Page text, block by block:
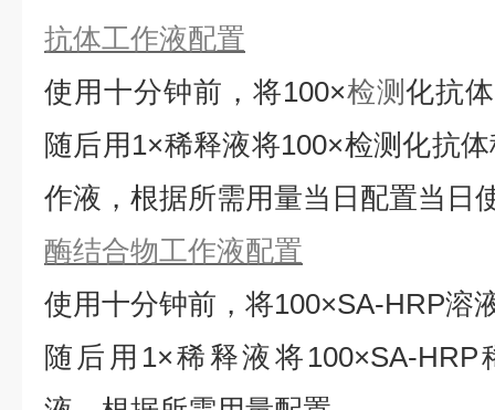
抗体工作液配置
使用十分钟前，将100×检测化抗
随后用1×稀释液将100×检测化抗
作液，根据所需用量当日配置当日
酶结合物工作液配置
使用十分钟前，将100×SA-HRP溶
随后用1×稀释液将100×SA-HRP